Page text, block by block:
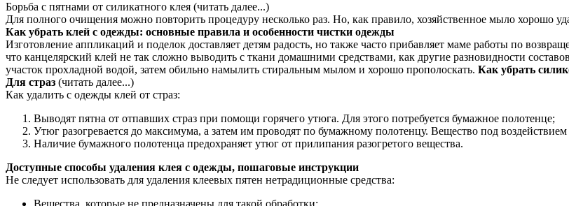
Борьба с пятнами от силикатного клея (читать далее...)
Для полного очищения можно повторить процедуру несколько раз. Но, как правило, хозяйственное мыло хорошо
Как убрать клей с одежды: основные правила и особенности чистки одежды
Изготовление аппликаций и поделок доставляет детям радость, но также часто прибавляет маме работы по
что канцелярский клей не так сложно выводить с ткани домашними средствами, как другие разновидности
участок прохладной водой, затем обильно намылить стиральным мылом и хорошо прополоскать. Как убрать
Для страз (читать далее...)
Как удалить с одежды клей от страз:
Выводят пятна от отпавших страз при помощи горячего утюга. Для этого потребуется бумажное полотенце;
Утюг разогревается до максимума, а затем им проводят по бумажному полотенцу. Вещество под воздействием
Наличие бумажного полотенца предохраняет утюг от прилипания разогретого вещества.
Доступные способы удаления клея с одежды, пошаговые инструкции
Не следует использовать для удаления клеевых пятен нетрадиционные средства: